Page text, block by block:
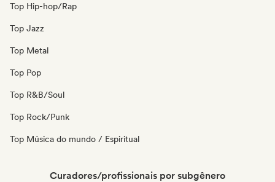
Top Hip-hop/Rap
Top Jazz
Top Metal
Top Pop
Top R&B/Soul
Top Rock/Punk
Top Música do mundo / Espiritual
Curadores/profissionais por subgênero